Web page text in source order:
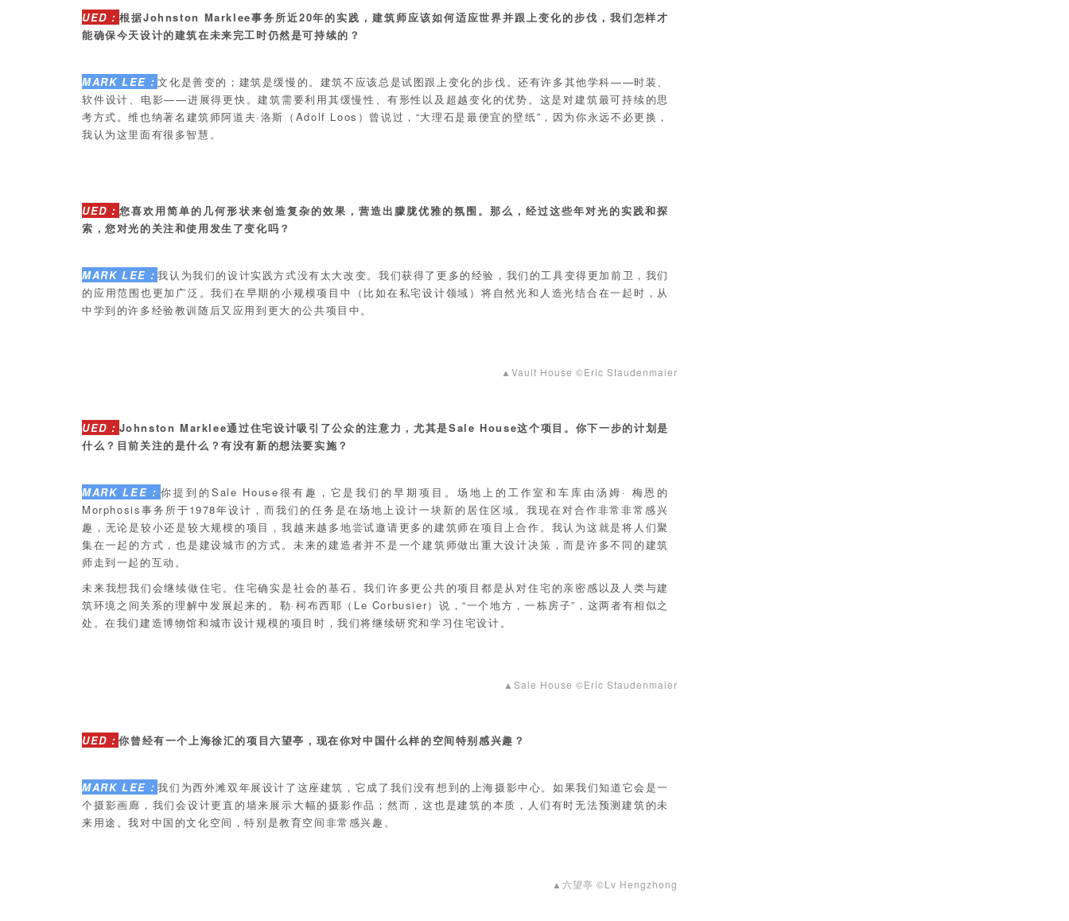
UED：根据Johnston Marklee事务所近20年的实践，建筑师应该如何适应世界并跟上变化的步伐，我们怎样才
能确保今天设计的建筑在未来完工时仍然是可持续的？
MARK LEE：文化是善变的；建筑是缓慢的。建筑不应该总是试图跟上变化的步伐。还有许多其他学科——时装、
软件设计、电影——进展得更快。建筑需要利用其缓慢性、有形性以及超越变化的优势。这是对建筑最可持续的思
考方式。维也纳著名建筑师阿道夫·洛斯（Adolf Loos）曾说过，“大理石是最便宜的壁纸”，因为你永远不必更换，
我认为这里面有很多智慧。
UED：您喜欢用简单的几何形状来创造复杂的效果，营造出朦胧优雅的氛围。那么，经过这些年对光的实践和探
索，您对光的关注和使用发生了变化吗？
MARK LEE：我认为我们的设计实践方式没有太大改变。我们获得了更多的经验，我们的工具变得更加前卫，我们
的应用范围也更加广泛。我们在早期的小规模项目中（比如在私宅设计领域）将自然光和人造光结合在一起时，从
中学到的许多经验教训随后又应用到更大的公共项目中。
▲Vault House ©Eric Staudenmaier
UED： Johnston Marklee通过住宅设计吸引了公众的注意力，尤其是Sale House这个项目。你下一步的计划是
什么？目前关注的是什么？有没有新的想法要实施？
MARK LEE：你提到的Sale House很有趣，它是我们的早期项目。场地上的工作室和车库由汤姆· 梅恩的
Morphosis事务所于1978年设计，而我们的任务是在场地上设计一块新的居住区域。我现在对合作非常非常感兴
趣，无论是较小还是较大规模的项目，我越来越多地尝试邀请更多的建筑师在项目上合作。我认为这就是将人们聚
集在一起的方式，也是建设城市的方式。未来的建造者并不是一个建筑师做出重大设计决策，而是许多不同的建筑
师走到一起的互动。
未来我想我们会继续做住宅。住宅确实是社会的基石。我们许多更公共的项目都是从对住宅的亲密感以及人类与建
筑环境之间关系的理解中发展起来的。勒·柯布西耶（Le Corbusier）说，“一个地方，一栋房子”，这两者有相似之
处。在我们建造博物馆和城市设计规模的项目时，我们将继续研究和学习住宅设计。
▲Sale House ©Eric Staudenmaier
UED：你曾经有一个上海徐汇的项目六望亭，现在你对中国什么样的空间特别感兴趣？
MARK LEE：我们为西外滩双年展设计了这座建筑，它成了我们没有想到的上海摄影中心。如果我们知道它会是一
个摄影画廊，我们会设计更直的墙来展示大幅的摄影作品；然而，这也是建筑的本质，人们有时无法预测建筑的未
来用途。我对中国的文化空间，特别是教育空间非常感兴趣。
▲六望亭 ©Lv Hengzhong